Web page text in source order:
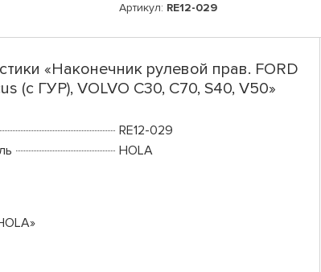
Артикул: RE12-029
«Наконечник рулевой прав. FORD
(с ГУР), VOLVO C30, C70, S40, V50»
RE12-029
HOLA